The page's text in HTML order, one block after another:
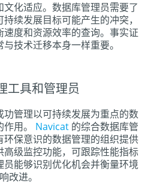
化适应。数据库管理员需要了
续发展目标可能产生的冲突，
度和资源效率的查询。事实证
技术迁移本身一样重要。
工具和管理员
管理以可持续发展为重点的数
用。 Navicat 的综合数据库管
保意识的数据管理的组织提供
级监控功能，可跟踪性能指标
能够识别优化机会并衡量环境
改进。